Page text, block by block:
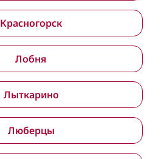
Красногорск
Лобня
Лыткарино
Люберцы